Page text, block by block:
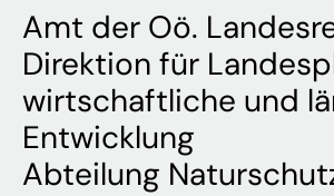
Amt der Oö.
Direktion für
wirtschaftliche und
Entwicklung
Abteilung